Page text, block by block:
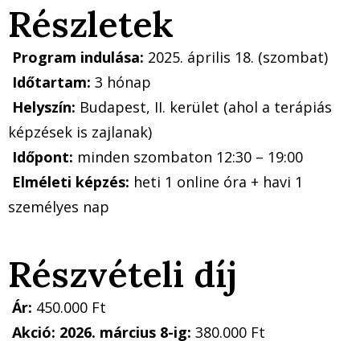
Részletek
Program indulása: 2025. április 18. (szombat)
Időtartam: 3 hónap
Helyszín: Budapest, II. kerület (ahol a terápiás
képzések is zajlanak)
Időpont: minden szombaton 12:30 – 19:00
Elméleti képzés: heti 1 online óra + havi 1
személyes nap
Részvételi díj
Ár: 450.000 Ft
Akció: 2026. március 8-ig: 380.000 Ft